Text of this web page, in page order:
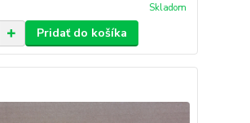
Skladom
Pridať do košíka